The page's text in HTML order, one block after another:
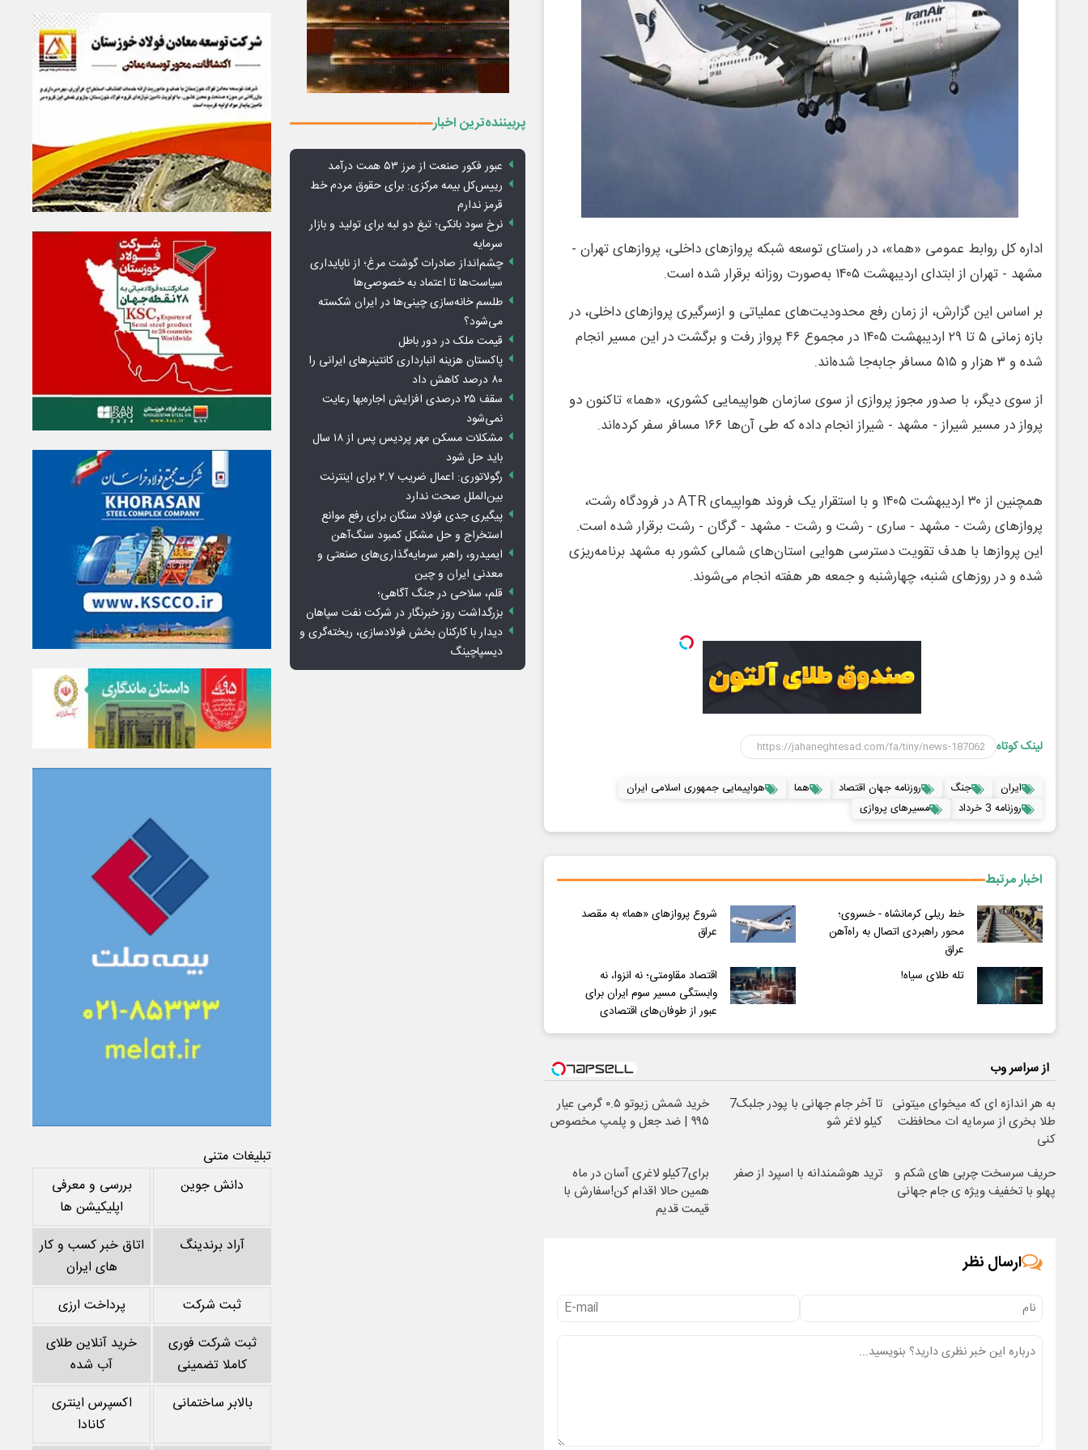
اداره‌ کل روابط‌ عمومی «هما»، در راستای توسعه شبکه پروازهای داخلی، پروازهای تهران -
مشهد - تهران از ابتدای اردیبهشت ۱۴۰۵ به‌صورت روزانه برقرار شده است.
بر اساس این گزارش، از زمان رفع محدودیت‌های عملیاتی و ازسرگیری پروازهای داخلی، در
بازه زمانی ۵ تا ۲۹ اردیبهشت ۱۴۰۵ در مجموع ۴۶ پرواز رفت و برگشت در این مسیر انجام
شده و ۳ هزار و ۵۱۵ مسافر جابه‌جا شده‌اند.
از سوی دیگر، با صدور مجوز پروازی از سوی سازمان هواپیمایی کشوری، «هما» تاکنون دو
پرواز در مسیر شیراز - مشهد - شیراز انجام داده که طی آن‌ها ۱۶۶ مسافر سفر کرده‌اند.
همچنین از ۳۰ اردیبهشت ۱۴۰۵ و با استقرار یک فروند هواپیمای ATR در فرودگاه رشت،
پروازهای رشت - مشهد - ساری - رشت و رشت - مشهد - گرگان - رشت برقرار شده است.
این پروازها با هدف تقویت دسترسی هوایی استان‌های شمالی کشور به مشهد برنامه‌ریزی
شده و در روزهای شنبه، چهارشنبه و جمعه هر هفته انجام می‌شوند.
لینک کوتاه
ایران جنگ روزنامه جهان اقتصاد هما
هواپیمایی جمهوری اسلامی ایران
روزنامه 3 خرداد
مسیرهای پروازی
اخبار مرتبط
خط ریلی کرمانشاه‌ - خسروی؛
محور راهبردی اتصال به راه‌آهن
عراق
شروع پروازهای «هما» به مقصد
عراق
تله‌ طلای سیاه!
اقتصاد مقاومتی؛ نه انزوا، نه
وابستگی مسیر سوم ایران برای
عبور از طوفان‌های اقتصادی
از سراسر وب
به هر اندازه ای که میخوای میتونی
طلا بخری از سرمایه ات محافظت
کنی
تا آخر جام جهانی با پودر جلبک7
کیلو لاغر شو
خرید شمش زیوتو ۰.۵ گرمی عیار
۹۹۵ | ضد جعل و پلمپ مخصوص
حریف سرسخت چربی های شکم و
پهلو با تخفیف ویژه ی جام جهانی
ترید هوشمندانه با اسپرد از صفر
برای7کیلو لاغری آسان در ماه
همین حالا اقدام کن!سفارش با
قیمت قدیم
ارسال نظر
پربیننده‌ترین اخبار
عبور فکور صنعت از مرز ۵۳ همت درآمد
رییس‌کل بیمه مرکزی: برای حقوق مردم خط
قرمز ندارم
نرخ سود بانکی؛ تیغ دو لبه برای تولید و بازار
سرمایه
چشم‌انداز صادرات گوشت مرغ؛ از ناپایداری
سیاست‌ها تا اعتماد به خصوصی‌ها
طلسم خانه‌سازی چینی‌ها در ایران شکسته
می‌شود؟
قیمت ملک در دور باطل
پاکستان هزینه انبارداری کانتینرهای ایرانی را
۸۰ درصد کاهش داد
سقف ۲۵ درصدی افزایش اجاره‌بها رعایت
نمی‌شود
مشکلات مسکن مهر پردیس پس از ۱۸ سال
باید حل شود
رگولاتوری: اعمال ضریب ۲.۷ برای اینترنت
بین‌الملل صحت ندارد
پیگیری جدی فولاد سنگان برای رفع موانع
استخراج و حل مشکل کمبود سنگ‌آهن
ایمیدرو، راهبر سرمایه‌گذاری‌های صنعتی و
معدنی ایران و چین
قلم، سلاحی در جنگ آگاهی؛
بزرگداشت روز خبرنگار در شرکت نفت سپاهان
دیدار با کارکنان بخش فولادسازی، ریخته‌گری و
دیسپاچینگ
تبلیغات متنی
دانش جوین
بررسی و معرفی
اپلیکیشن ها
آراد برندینگ
اتاق خبر کسب و کار
های ایران
ثبت شرکت
پرداخت ارزی
ثبت شرکت فوری
کاملا تضمینی
خرید آنلاین طلای
آب شده
بالابر ساختمانی
اکسپرس اینتری
کانادا